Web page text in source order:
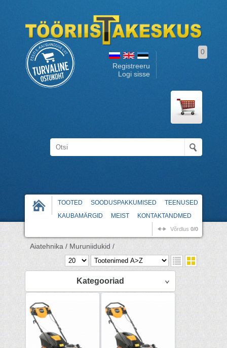
Registreeru
Logi sisse
0
TOOTED SOODUSPAKKUMISED
TEENUSED
KAUBAMÄRGID
MEIST KONTAKTANDMED
Võrdlus 0/0
Aiatehnika / Muruniidukid /
Kategooriad